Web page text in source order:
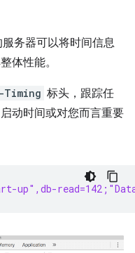
服务器可以将时间信息
体性能。
标头，跟踪任
动时间或对您而言重要